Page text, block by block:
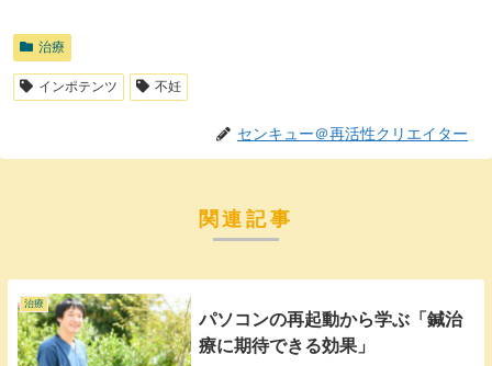
治療
インポテンツ 不妊
センキュー＠再活性クリエイター
関連記事
治療
パソコンの再起動から学ぶ「鍼治
療に期待できる効果」